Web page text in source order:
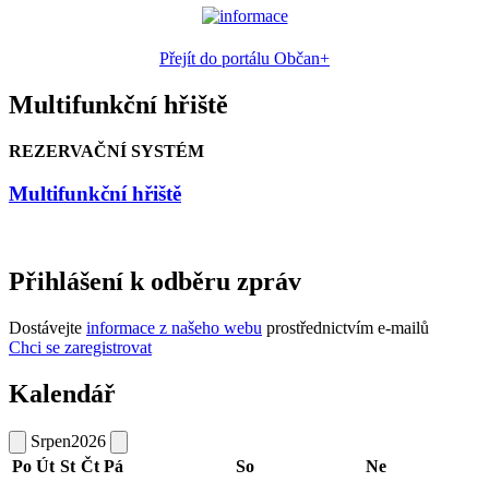
Přejít do portálu Občan+
Multifunkční hřiště
REZERVAČNÍ SYSTÉM
Multifunkční hřiště
Přihlášení k odběru zpráv
Dostávejte informace z našeho webu prostřednictvím e-mailů
Chci se zaregistrovat
Kalendář
Srpen2026
Po Út St Čt Pá So
Ne